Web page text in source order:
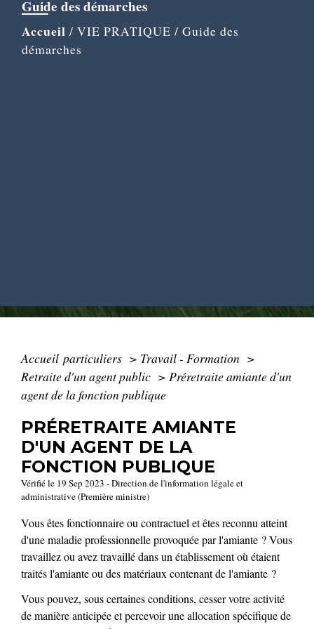
Guide des démarches
Accueil / VIE PRATIQUE / Guide des
démarches
Accueil particuliers > Travail - Formation >
Retraite d'un agent public > Préretraite amiante d'un
agent de la fonction publique
PRÉRETRAITE AMIANTE
D'UN AGENT DE LA
FONCTION PUBLIQUE
Vérifié le 19 Sep 2023 - Direction de l'information légale et
administrative (Première ministre)
Vous êtes fonctionnaire ou contractuel et êtes reconnu atteint
d'une maladie professionnelle provoquée par l'amiante ? Vous
travaillez ou avez travaillé dans un établissement où étaient
traités l'amiante ou des matériaux contenant de l'amiante ?
Vous pouvez, sous certaines conditions, cesser votre activité
de manière anticipée et percevoir une allocation spécifique de